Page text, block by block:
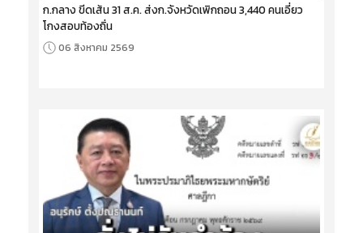
ก.กลาง ขีดเส้น 31 ส.ค. ส่งก.จังหวัดเพิกถอน 3,440 คนเอี่ยว
โกงสอบท้องถิ่น
06 สิงหาคม 2569